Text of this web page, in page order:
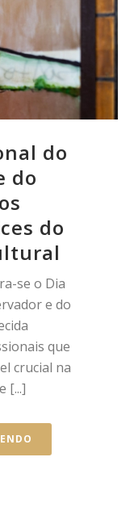
do
do
do
se o Dia
e do
que
crucial na
[...]